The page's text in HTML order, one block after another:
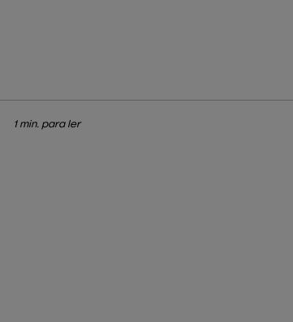
1 min. para ler